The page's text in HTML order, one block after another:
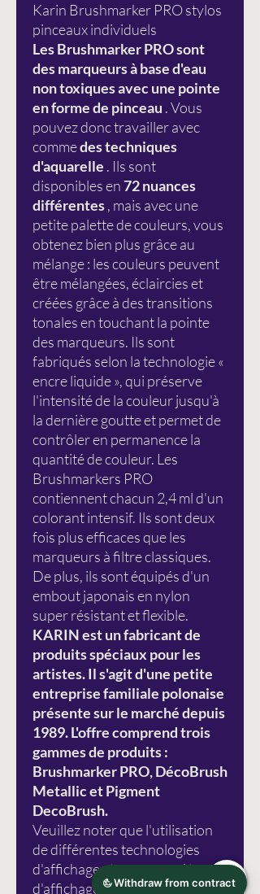
Karin Brushmarker PRO stylos
pinceaux individuels
Les Brushmarker PRO sont
des marqueurs à base d'eau
non toxiques avec une pointe
en forme de pinceau . Vous
pouvez donc travailler avec
commedes techniques
d'aquarelle . Ils sont
disponibles en72 nuances
différentes, mais avec une
petite palette de couleurs, vous
obtenez bien plus grâce au
mélange : les couleurs peuvent
être mélangées, éclaircies et
créées grâce à des transitions
tonales en touchant la pointe
des marqueurs. Ils sont
fabriqués selon la technologie «
encre liquide », qui préserve
l'intensité de la couleur jusqu'à
la dernière goutte et permet de
contrôler en permanence la
quantité de couleur. Les
Brushmarkers PRO
contiennent chacun 2,4 ml d'un
colorant intensif. Ils sont deux
fois plus efficaces que les
marqueurs à filtre classiques.
De plus, ils sont équipés d'un
embout japonais en nylon
super résistant et flexible.
KARIN est un fabricant de
produits spéciaux pour les
artistes. Il s'agit d'une petite
entreprise familiale polonaise
présente sur le marché depuis
1989. L'offre comprend trois
gammes de produits :
Brushmarker PRO, DécoBrush
Metallic et Pigment
DecoBrush.
Veuillez noter que l'utilisation
de différentes technologies
d'affichage et vos paramètres
d'affichage individuels peuvent